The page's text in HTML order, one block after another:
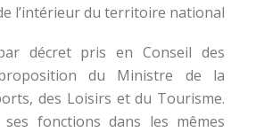
l’intérieur du territoire national.
décret pris en Conseil des
du Ministre de la
des Loisirs et du Tourisme.
fonctions dans les mêmes